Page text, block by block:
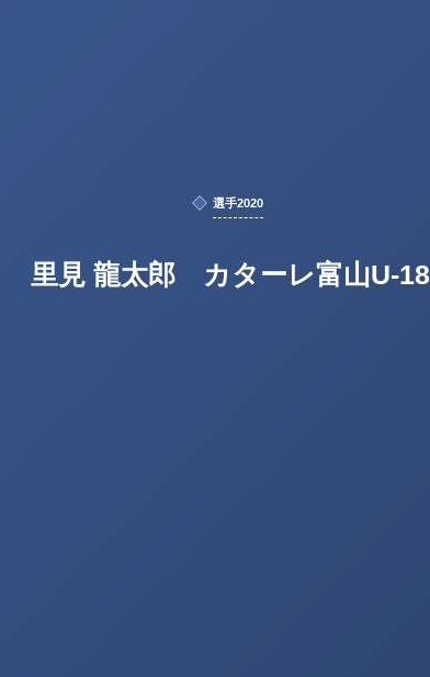
選手2020
里見 龍太郎 カターレ富山U-18